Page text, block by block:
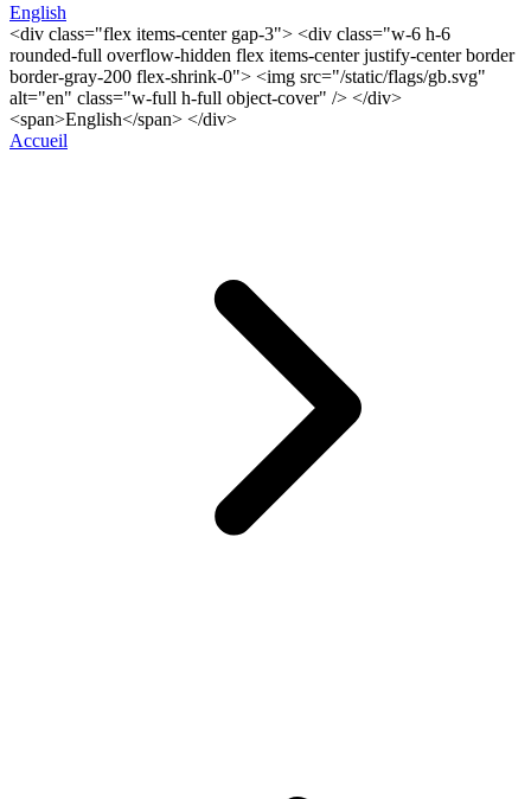
English
<div class="flex items-center gap-3"> <div class="w-6 h-6
rounded-full overflow-hidden flex items-center justify-center border
border-gray-200 flex-shrink-0"> <img src="/static/flags/gb.svg"
alt="en" class="w-full h-full object-cover" /> </div>
<span>English</span> </div>
Accueil